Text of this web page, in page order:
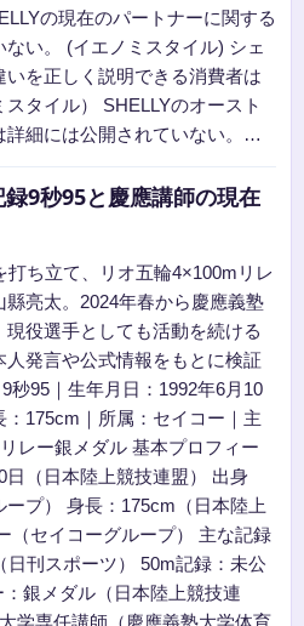
の現在のパートナーに関する
い。 (イエノミスタイル) シェ
いを正しく説明できる消費者は
タイル） SHELLYのオースト
詳細には公開されていない。…
9秒95と慶應講師の現在
打ち立て、リオ五輪4×100mリレ
亮太。2024年春から慶應義塾
役選手としても活動を続ける
人発言や公式情報をもとに検証
秒95｜生年月日：1992年6月10
175cm｜所属：セイコー｜主
レー銀メダル 基本プロフィー
日（日本陸上競技連盟） 出身
プ） 身長：175cm（日本陸上
（セイコーグループ） 主な記録
日刊スポーツ） 50m記録：未公
銀メダル（日本陸上競技連
学専任講師（慶應義塾大学体育